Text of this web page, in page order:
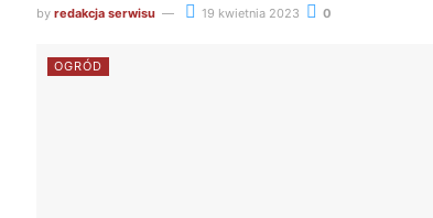
by redakcja serwisu 19 kwietnia 2023 0
OGRÓD